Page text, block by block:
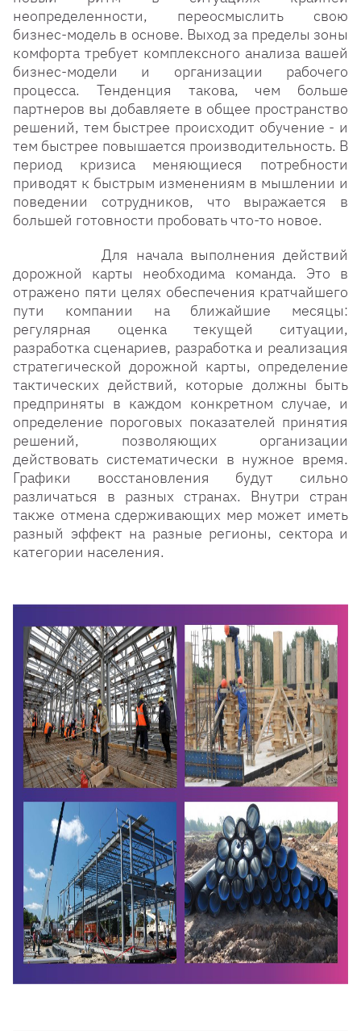
неопределенности, переосмыслить свою
бизнес-модель в основе. Выход за пределы зоны
комфорта требует комплексного анализа вашей
бизнес-модели и организации рабочего
процесса. Тенденция такова, чем больше
партнеров вы добавляете в общее пространство
решений, тем быстрее происходит обучение - и
тем быстрее повышается производительность. В
период кризиса меняющиеся потребности
приводят к быстрым изменениям в мышлении и
поведении сотрудников, что выражается в
большей готовности пробовать что-то новое.
Для начала выполнения действий
дорожной карты необходима команда. Это в
отражено пяти целях обеспечения кратчайшего
пути компании на ближайшие месяцы:
регулярная оценка текущей ситуации,
разработка сценариев, разработка и реализация
стратегической дорожной карты, определение
тактических действий, которые должны быть
предприняты в каждом конкретном случае, и
определение пороговых показателей принятия
решений, позволяющих организации
действовать систематически в нужное время.
Графики восстановления будут сильно
различаться в разных странах. Внутри стран
также отмена сдерживающих мер может иметь
разный эффект на разные регионы, сектора и
категории населения.